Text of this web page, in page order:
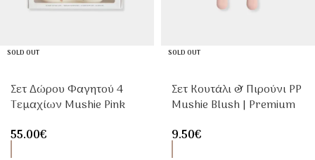
SOLD OUT
Σετ Δώρου Φαγητού 4
Τεμαχίων Mushie Pink
55.00€
SOLD OUT
Σετ Κουτάλι & Πιρούνι PP
Mushie Blush | Premium
Μαχαιροπίρουνα
9.50€